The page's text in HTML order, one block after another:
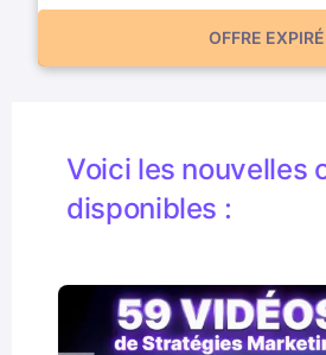
OFFRE
Voici les nouvelles
disponibles :